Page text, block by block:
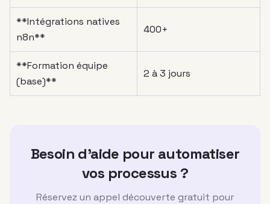
**Intégrations natives
n8n**
400+
**Formation équipe
(base)**
2 à 3 jours
Besoin d'aide pour automatiser
vos processus ?
Réservez un appel découverte gratuit pour